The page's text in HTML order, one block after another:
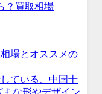
場とオススメの
ている、中国十